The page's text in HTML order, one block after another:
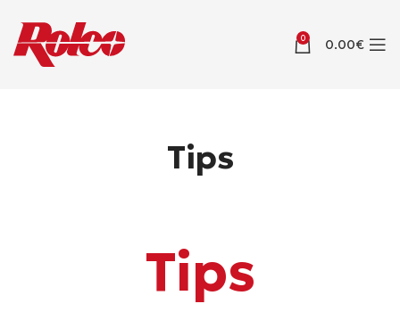
0 0.00€
Tips
Tips